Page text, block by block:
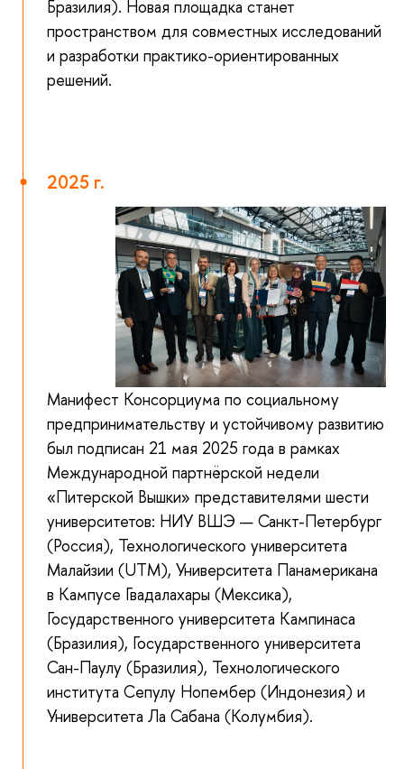
Бразилия). Новая площадка станет
пространством для совместных исследований
и разработки практико-ориентированных
решений.
2025 г.
Манифест Консорциума по социальному
предпринимательству и устойчивому развитию
был подписан 21 мая 2025 года в рамках
Международной партнёрской недели
«Питерской Вышки» представителями шести
университетов: НИУ ВШЭ — Санкт-Петербург
(Россия), Технологического университета
Малайзии (UTM), Университета Панамерикана
в Кампусе Гвадалахары (Мексика),
Государственного университета Кампинаса
(Бразилия), Государственного университета
Сан-Паулу (Бразилия), Технологического
института Сепулу Нопембер (Индонезия) и
Университета Ла Сабана (Колумбия).